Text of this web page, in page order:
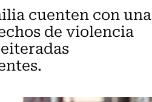
cuenten con una
de violencia